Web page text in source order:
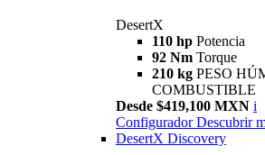
DesertX
110 hp Potencia
92 Nm Torque
210 kg PESO
COMBUSTIBLE
Desde $419,100 MXN i
Configurador Descubrir
DesertX Discovery